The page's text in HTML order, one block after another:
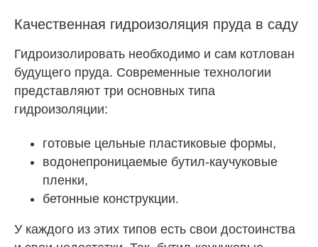
Качественная гидроизоляция пруда в саду
Гидроизолировать необходимо и сам котлован
будущего пруда. Современные технологии
представляют три основных типа
гидроизоляции:
готовые цельные пластиковые формы,
водонепроницаемые бутил-каучуковые
пленки,
бетонные конструкции.
У каждого из этих типов есть свои достоинства